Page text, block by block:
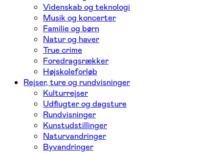
Videnskab og teknologi
Musik og koncerter
Familie og børn
Natur og haver
True crime
Foredragsrækker
Højskoleforløb
Rejser, ture og rundvisninger
Kulturrejser
Udflugter og dagsture
Rundvisninger
Kunstudstillinger
Naturvandringer
Byvandringer